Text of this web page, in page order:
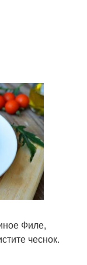
Филе,
чеснок.